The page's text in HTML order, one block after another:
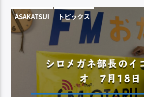
ASAKATSU! トピックス
シロメガネ部長のイ
オ 7月18日